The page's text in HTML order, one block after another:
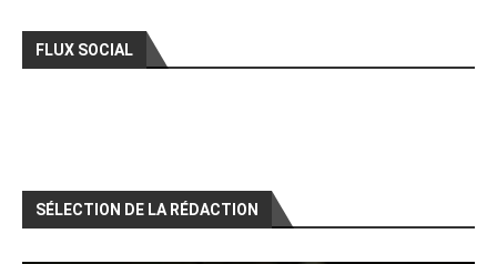
FLUX SOCIAL
SÉLECTION DE LA RÉDACTION